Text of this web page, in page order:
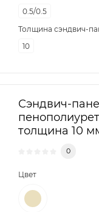
0.5/0.5
Толщина сэндвич-
10
Сэндвич-
толщина 10
Цвет
0